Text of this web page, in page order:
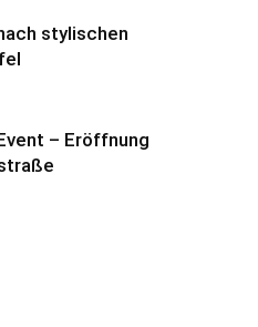
stylischen
– Eröffnung